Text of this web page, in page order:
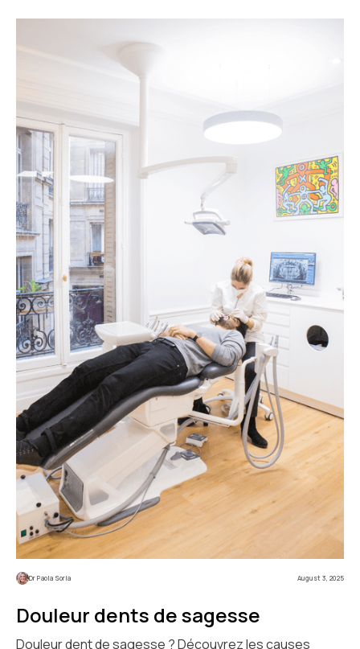
Dr Paola Soria August 3, 2025
Douleur dents de sagesse
Douleur dent de sagesse ? Découvrez les causes